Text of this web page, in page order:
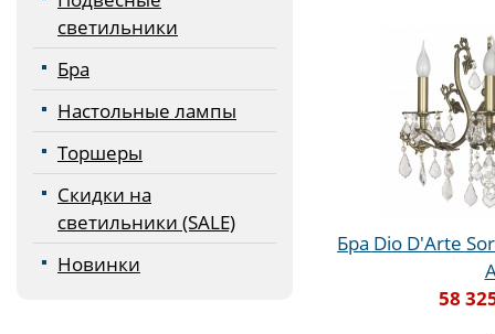
светильники
Бра
Настольные лампы
Торшеры
Скидки на
светильники (SALE)
Новинки
Бра Dio D'Arte
58